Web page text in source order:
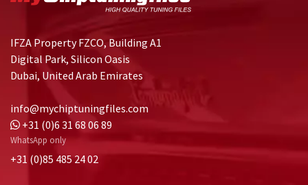
IFZA Property FZCO, Building A1
Digital Park, Silicon Oasis
Dubai, United Arab Emirates
info@mychiptuningfiles.com
+31 (0)6 31 68 06 89
WhatsApp only
+31 (0)85 485 24 02